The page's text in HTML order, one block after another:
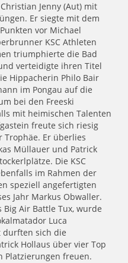
Jenny (Aut) mit
Er siegte mit dem
vor Michael
KSC Athleten
triumphierte die Bad
verteidigte ihren Titel
Hippacherin Philo Bair
im Pongau auf die
bei den Freeski
mit heimischen Talenten
freute sich riesig
Trophäe. Er überlies
Müllauer und Patrick
Die KSC
im Rahmen der
speziell angefertigten
Jahr Markus Obwaller.
Air Battle Tux, wurde
Luca
durften sich die
Hollaus über vier Top
Platzierungen freuen.